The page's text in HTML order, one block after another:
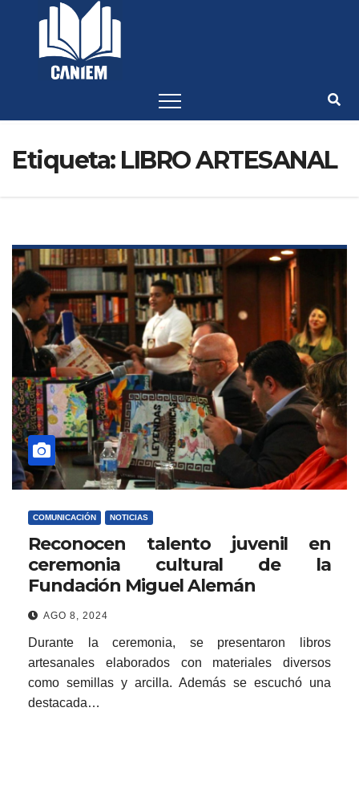
Etiqueta: LIBRO ARTESANAL
COMUNICACIÓN NOTICIAS
Reconocen talento juvenil en
ceremonia cultural de la
Fundación Miguel Alemán
AGO 8, 2024
Durante la ceremonia, se presentaron libros
artesanales elaborados con materiales diversos
como semillas y arcilla. Además se escuchó una
destacada…